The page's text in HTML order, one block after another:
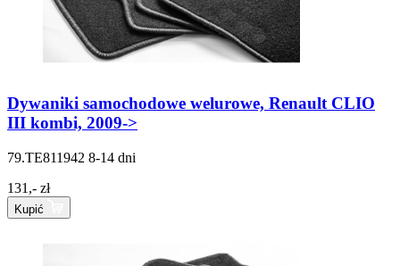
Dywaniki samochodowe welurowe, Renault CLIO
III kombi, 2009->
79.TE811942 8-14 dni
131,- zł
Kupić